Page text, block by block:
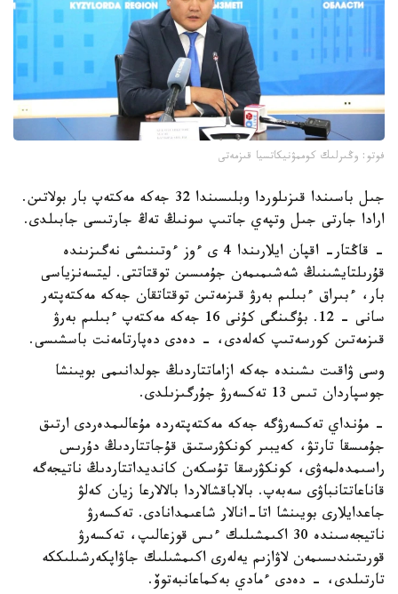
فوتو: وڭىرلىك كوممۋنيكاتسيا قىزمەتى
جىل باسىندا قىزىلوردا وبلىسىندا 32 جەكە مەكتەپ بار بولاتىن.
ارادا جارتى جىل وتپەي جاتىپ سونىڭ تەڭ جارتىسى جابىلدى.
- قاڭتار- اقپان ايلارىندا 4 ى ءوز ءوتىنىشى نەگىزىندە
قۇرىلتايشىنىڭ شەشىمىمەن جۇمىسىن توقتاتتى. ليتسەنزياسى
بار، ءبىراق ءبىلىم بەرۋ قىزمەتىن توقتاتقان جەكە مەكتەپتەر
سانى - 12. بۇگىنگى كۇنى 16 جەكە مەكتەپ ءبىلىم بەرۋ
قىزمەتىن كورسەتىپ كەلەدى، - دەدى دەپارتامەنت باسشىسى.
وسى ۋاقىت ىشىندە جەكە ازاماتتاردىڭ جولدانىمى بويىنشا
جوسپاردان تىس 13 تەكسەرۋ جۇرگىزىلدى.
- مۇنداي تەكسەرۋگە جەكە مەكتەپتەردە مۇعالىمدەردى ارتىق
جۇمىسقا تارتۋ، كەيبىر كونكۋرستىق قۇجاتتاردىڭ دۇرىس
راسىمدەلمەۋى، كونكۋرسقا تۇسكەن كانديداتتاردىڭ ناتيجەگە
قاناعاتتانباۋى سەبەپ. بالاباقشالاردا بالالارعا زيان كەلۋ
جاعدايلارى بويىنشا اتا-انالار شاعىمدانادى. تەكسەرۋ
ناتيجەسىندە 30 اكىمشىلىك ءىس قوزعالىپ، تەكسەرۋ
قورىتىندىسىمەن لاۋازىم يەلەرى اكىمشىلىك جاۋاپكەرشىلىككە
تارتىلدى، - دەدى ءمادي بەكماعانبەتوۆ.